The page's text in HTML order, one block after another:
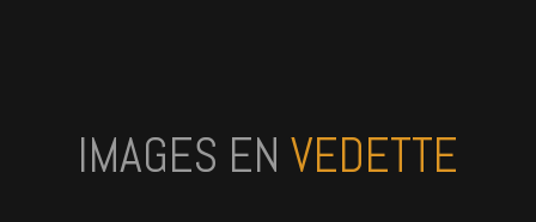
IMAGES EN VEDETTE